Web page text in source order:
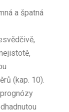
a špatná
(kap. 10).